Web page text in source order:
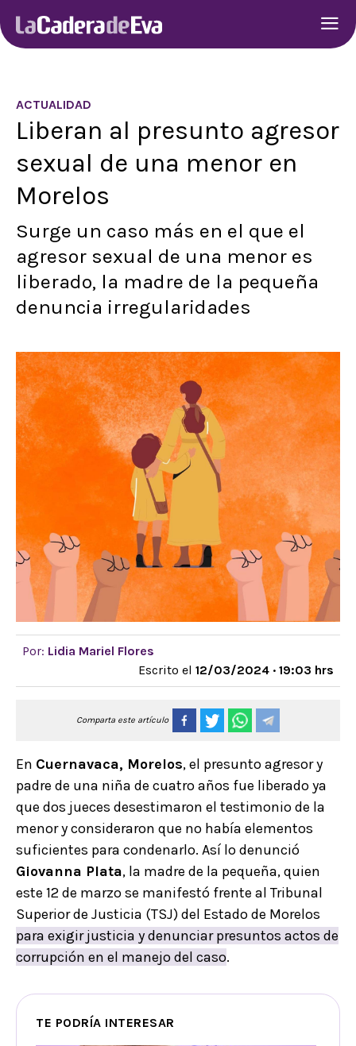
ACTUALIDAD
Liberan al presunto agresor
sexual de una menor en
Morelos
Surge un caso más en el que el
agresor sexual de una menor es
liberado, la madre de la pequeña
denuncia irregularidades
Por: Lidia Mariel Flores
Escrito el 12/03/2024 · 19:03 hrs
Comparta este artículo
En Cuernavaca, Morelos, el presunto agresor y
padre de una niña de cuatro años fue liberado ya
que dos jueces desestimaron el testimonio de la
menor y consideraron que no había elementos
suficientes para condenarlo. Así lo denunció
Giovanna Plata, la madre de la pequeña, quien
este 12 de marzo se manifestó frente al Tribunal
Superior de Justicia (TSJ) del Estado de Morelos
para exigir justicia y denunciar presuntos actos de
corrupción en el manejo del caso.
TE PODRÍA INTERESAR